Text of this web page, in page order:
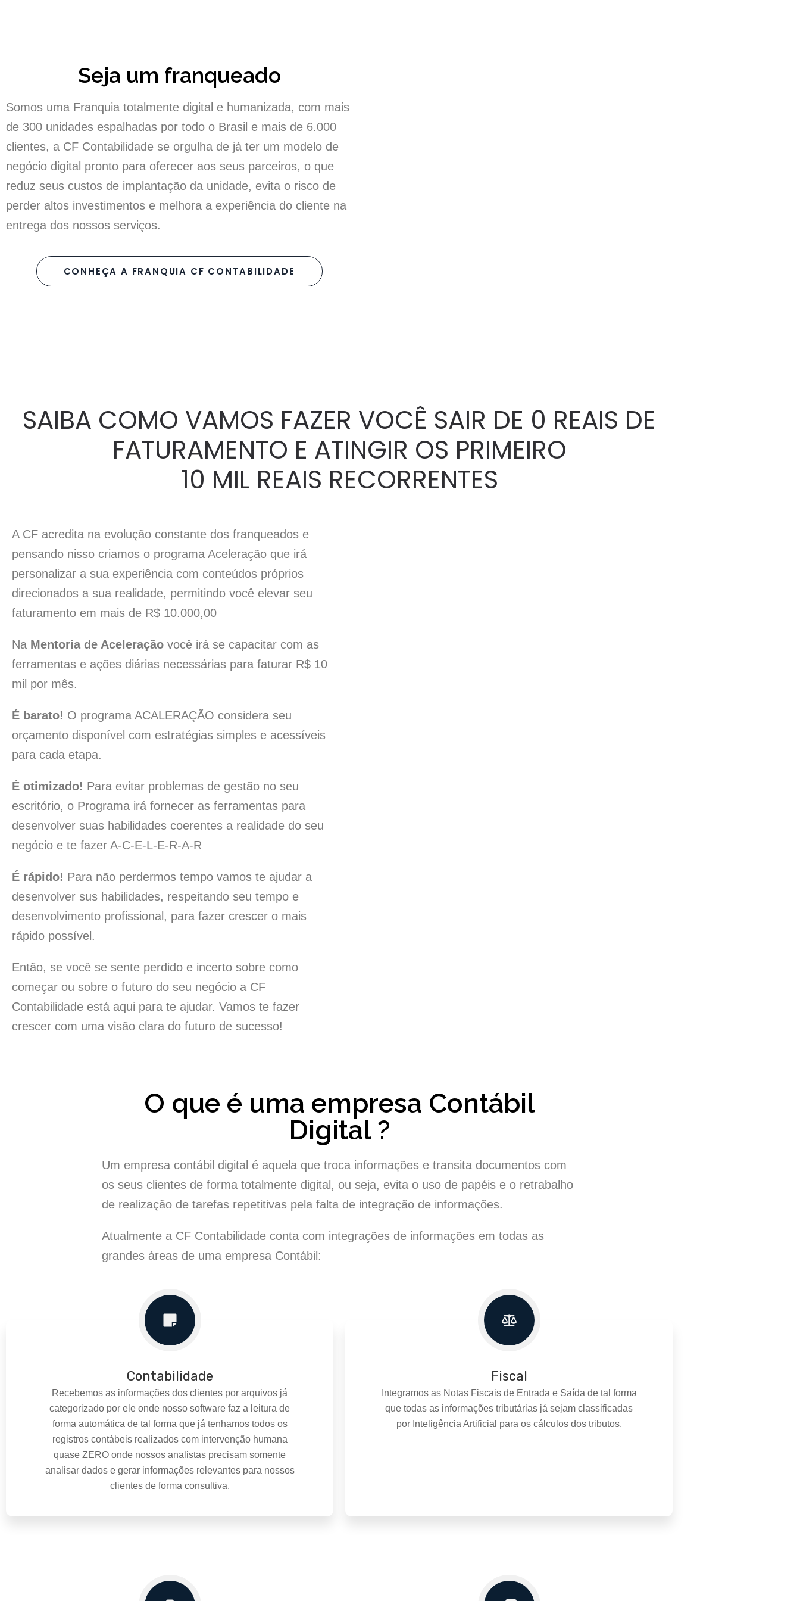
Seja um franqueado
Somos uma Franquia totalmente digital e humanizada, com mais
de 300 unidades espalhadas por todo o Brasil e mais de 6.000
clientes, a CF Contabilidade se orgulha de já ter um modelo de
negócio digital pronto para oferecer aos seus parceiros, o que
reduz seus custos de implantação da unidade, evita o risco de
perder altos investimentos e melhora a experiência do cliente na
entrega dos nossos serviços.
CONHEÇA A FRANQUIA CF CONTABILIDADE
SAIBA COMO VAMOS FAZER VOCÊ SAIR DE 0 REAIS DE
FATURAMENTO E ATINGIR OS PRIMEIRO
10 MIL REAIS RECORRENTES
A CF acredita na evolução constante dos franqueados e
pensando nisso criamos o programa Aceleração que irá
personalizar a sua experiência com conteúdos próprios
direcionados a sua realidade, permitindo você elevar seu
faturamento em mais de R$ 10.000,00
Na Mentoria de Aceleração você irá se capacitar com as
ferramentas e ações diárias necessárias para faturar R$ 10
mil por mês.
É barato! O programa ACALERAÇÃO considera seu
orçamento disponível com estratégias simples e acessíveis
para cada etapa.
É otimizado! Para evitar problemas de gestão no seu
escritório, o Programa irá fornecer as ferramentas para
desenvolver suas habilidades coerentes a realidade do seu
negócio e te fazer A-C-E-L-E-R-A-R
É rápido! Para não perdermos tempo vamos te ajudar a
desenvolver sus habilidades, respeitando seu tempo e
desenvolvimento profissional, para fazer crescer o mais
rápido possível.
Então, se você se sente perdido e incerto sobre como
começar ou sobre o futuro do seu negócio a CF
Contabilidade está aqui para te ajudar. Vamos te fazer
crescer com uma visão clara do futuro de sucesso!
O que é uma empresa Contábil
Digital ?
Um empresa contábil digital é aquela que troca informações e transita documentos com
os seus clientes de forma totalmente digital, ou seja, evita o uso de papéis e o retrabalho
de realização de tarefas repetitivas pela falta de integração de informações.
Atualmente a CF Contabilidade conta com integrações de informações em todas as
grandes áreas de uma empresa Contábil:
Contabilidade
Recebemos as informações dos clientes por arquivos já
categorizado por ele onde nosso software faz a leitura de
forma automática de tal forma que já tenhamos todos os
registros contábeis realizados com intervenção humana
quase ZERO onde nossos analistas precisam somente
analisar dados e gerar informações relevantes para nossos
clientes de forma consultiva.
Fiscal
Integramos as Notas Fiscais de Entrada e Saída de tal forma
que todas as informações tributárias já sejam classificadas
por Inteligência Artificial para os cálculos dos tributos.